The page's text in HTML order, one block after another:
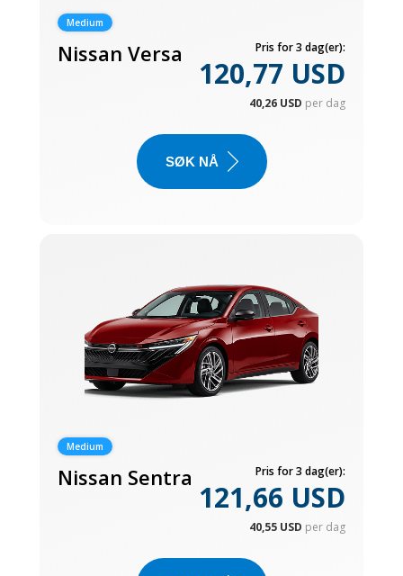
Medium
Nissan Versa Pris for 3 dag(er):
120,77 USD
40,26 USD per dag
SØK NÅ
Medium
Nissan Sentra Pris for 3 dag(er):
121,66 USD
40,55 USD per dag